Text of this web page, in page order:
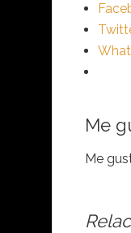
Me
Me